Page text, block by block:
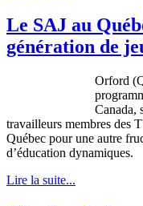
Le SAJ au
génération de
Orford
Canada,
travailleurs membres des
Québec pour une autre
d’éducation dynamiques.
Lire la suite...